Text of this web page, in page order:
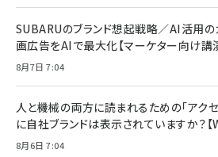
￥880
ママ投資家が育休中に１
組織の成果を最大化す
￥1,980
￥6,980
全ワイヤレスイヤホン/ア
技術基準適合】ブラック
￥5,990
Pro/Air 各種対応 (1.8m
￥1,890
サッポロ 生ビール 黒ラ
ル ケース買い【6/30応募
SUBARUのブランド想起戦略／AI活用の
画広告をAIで最大化【マーケター向け講
8月7日 7:04
人と機械の両方に読まれるための「アク
に自社ブランドは表示されていますか？
8月6日 7:04